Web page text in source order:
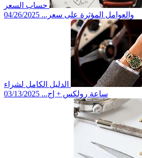
حساب السعر
والعوامل المؤثرة على سعر... 04/26/2025
الدليل الكامل لشراء
ساعة رولكس + إج... 03/13/2025